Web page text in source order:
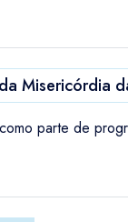
Misericórdia
parte de